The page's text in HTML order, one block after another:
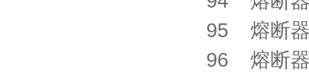
95 熔断
96 熔断